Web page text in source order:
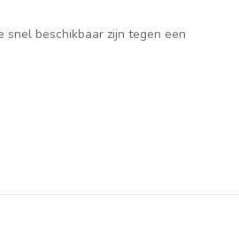
snel beschikbaar zijn tegen een